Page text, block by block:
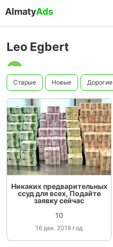
AlmatyAds
Leo Egbert
Старые Новые Дорогие
Никаких предварительных
ссуд для всех, Подайте
заявку сейчас
10
16 дек. 2019 год